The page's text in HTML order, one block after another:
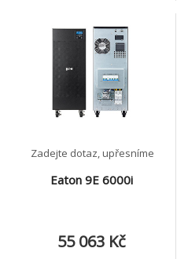
600 Jmenovité výstupní
napětí [V]: 230 Topologie:
Interaktivní režim (AVR se
zvyšováním a snižováním
napětí) Výstupní přípojky: -(4)
French -(4) French
Eaton 9E 6000i
Zadejte dotaz, upřesníme
55 063 Kč